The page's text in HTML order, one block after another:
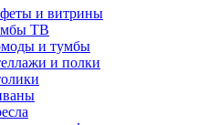
и витрины
ТВ
и тумбы
и полки